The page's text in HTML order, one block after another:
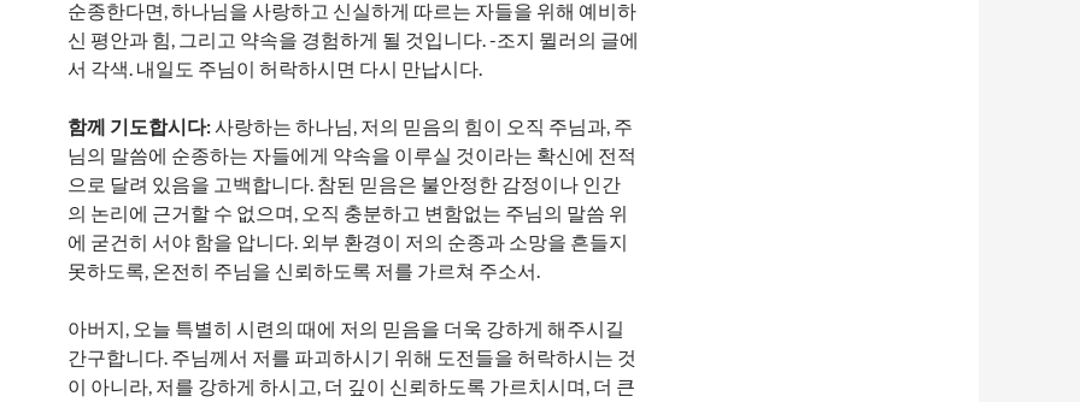
순종한다면, 하나님을 사랑하고 신실하게 따르는 자들을 위해 예비하
신 평안과 힘, 그리고 약속을 경험하게 될 것입니다. -조지 뮐러의 글에
서 각색. 내일도 주님이 허락하시면 다시 만납시다.
함께 기도합시다:사랑하는 하나님, 저의 믿음의 힘이 오직 주님과, 주
님의 말씀에 순종하는 자들에게 약속을 이루실 것이라는 확신에 전적
으로 달려 있음을 고백합니다. 참된 믿음은 불안정한 감정이나 인간
의 논리에 근거할 수 없으며, 오직 충분하고 변함없는 주님의 말씀 위
에 굳건히 서야 함을 압니다. 외부 환경이 저의 순종과 소망을 흔들지
못하도록, 온전히 주님을 신뢰하도록 저를 가르쳐 주소서.
아버지, 오늘 특별히 시련의 때에 저의 믿음을 더욱 강하게 해주시길
간구합니다. 주님께서 저를 파괴하시기 위해 도전들을 허락하시는 것
이 아니라, 저를 강하게 하시고, 더 깊이 신뢰하도록 가르치시며, 더 큰